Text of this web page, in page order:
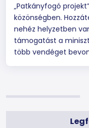
„Patkányfogó
közönségben.
nehéz helyzetben
támogatást a
több vendéget